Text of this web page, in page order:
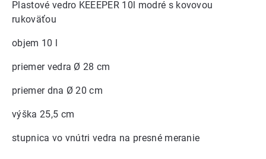
Plastové vedro KEEEPER 10l modré s kovovou
rukoväťou
objem 10 l
priemer vedra Ø 28 cm
priemer dna Ø 20 cm
výška 25,5 cm
stupnica vo vnútri vedra na presné meranie